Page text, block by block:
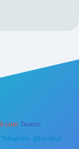
Teams:
Telegram: @karabul